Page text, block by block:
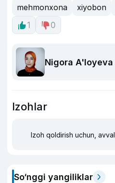
mehmonxona
xiyobon
1
0
Nigora A'loyeva
Izohlar
Izoh qoldirish uchun, avval
So‘nggi yangiliklar